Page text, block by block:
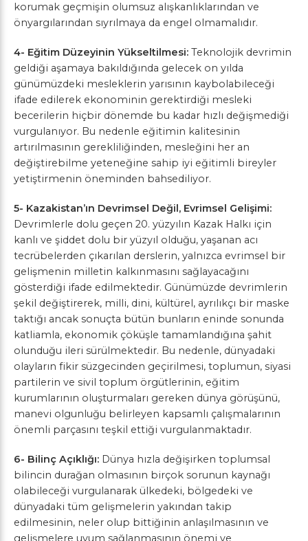
korumak geçmişin olumsuz alışkanlıklarından ve
önyargılarından sıyrılmaya da engel olmamalıdır.
4- Eğitim Düzeyinin Yükseltilmesi: Teknolojik devrimin
geldiği aşamaya bakıldığında gelecek on yılda
günümüzdeki mesleklerin yarısının kaybolabileceği
ifade edilerek ekonominin gerektirdiği mesleki
becerilerin hiçbir dönemde bu kadar hızlı değişmediği
vurgulanıyor. Bu nedenle eğitimin kalitesinin
artırılmasının gerekliliğinden, mesleğini her an
değiştirebilme yeteneğine sahip iyi eğitimli bireyler
yetiştirmenin öneminden bahsediliyor.
5- Kazakistan’ın Devrimsel Değil, Evrimsel Gelişimi:
Devrimlerle dolu geçen 20. yüzyılın Kazak Halkı için
kanlı ve şiddet dolu bir yüzyıl olduğu, yaşanan acı
tecrübelerden çıkarılan derslerin, yalnızca evrimsel bir
gelişmenin milletin kalkınmasını sağlayacağını
gösterdiği ifade edilmektedir. Günümüzde devrimlerin
şekil değiştirerek, milli, dini, kültürel, ayrılıkçı bir maske
taktığı ancak sonuçta bütün bunların eninde sonunda
katliamla, ekonomik çöküşle tamamlandığına şahit
olunduğu ileri sürülmektedir. Bu nedenle, dünyadaki
olayların fikir süzgecinden geçirilmesi, toplumun, siyasi
partilerin ve sivil toplum örgütlerinin, eğitim
kurumlarının oluşturmaları gereken dünya görüşünü,
manevi olgunluğu belirleyen kapsamlı çalışmalarının
önemli parçasını teşkil ettiği vurgulanmaktadır.
6- Bilinç Açıklığı: Dünya hızla değişirken toplumsal
bilincin durağan olmasının birçok sorunun kaynağı
olabileceği vurgulanarak ülkedeki, bölgedeki ve
dünyadaki tüm gelişmelerin yakından takip
edilmesinin, neler olup bittiğinin anlaşılmasının ve
gelişmelere uyum sağlanmasının önemi ve